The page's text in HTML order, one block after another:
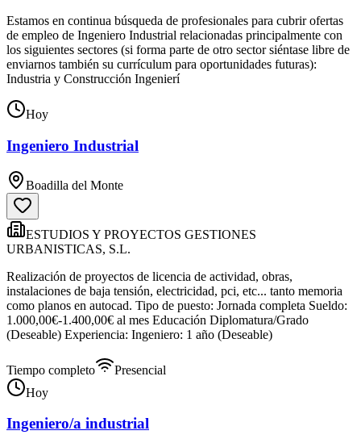
Estamos en continua búsqueda de profesionales para cubrir ofertas
de empleo de Ingeniero Industrial relacionadas principalmente con
los siguientes sectores (si forma parte de otro sector siéntase libre de
enviarnos también su currículum para oportunidades futuras):
Industria y Construcción Ingenierí
Hoy
Ingeniero Industrial
Boadilla del Monte
ESTUDIOS Y PROYECTOS GESTIONES
URBANISTICAS, S.L.
Realización de proyectos de licencia de actividad, obras,
instalaciones de baja tensión, electricidad, pci, etc... tanto memoria
como planos en autocad. Tipo de puesto: Jornada completa Sueldo:
1.000,00€-1.400,00€ al mes Educación Diplomatura/Grado
(Deseable) Experiencia: Ingeniero: 1 año (Deseable)
Tiempo completo
Presencial
Hoy
Ingeniero/a industrial